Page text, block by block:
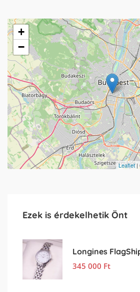
+
−
Leaflet|
Ezek is érdekelhetik Önt
Longines
345 000 Ft